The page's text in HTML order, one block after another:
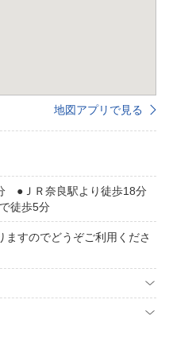
地図アプリで見る
●ＪＲ奈良駅より徒歩18分
徒歩5分
ますのでどうぞご利用くださ